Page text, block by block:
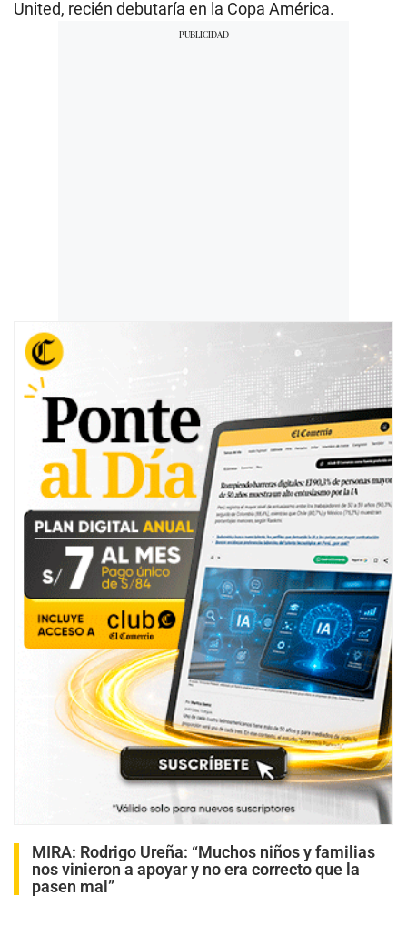
United, recién debutaría en la Copa América.
MIRA: Rodrigo Ureña: “Muchos niños y familias
nos vinieron a apoyar y no era correcto que la
pasen mal”